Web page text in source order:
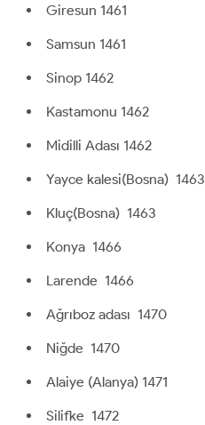
Giresun 1461
Samsun 1461
Sinop 1462
Kastamonu 1462
Midilli Adası 1462
Yayce kalesi(Bosna) 1463
Kluç(Bosna) 1463
Konya 1466
Larende 1466
Ağrıboz adası 1470
Niğde 1470
Alaiye (Alanya) 1471
Silifke 1472